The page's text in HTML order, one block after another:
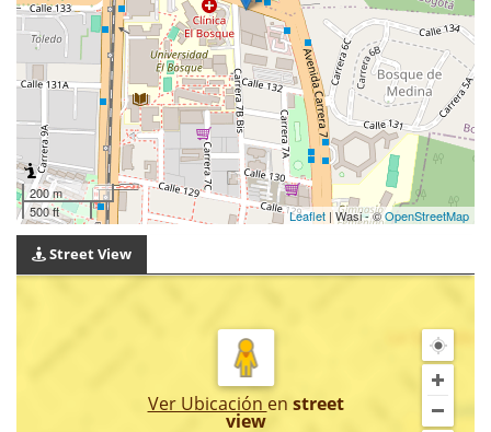
200 m
500 ft
Leaflet | Wasi - ©OpenStreetMap
Street View
Ver Ubicación en street
view